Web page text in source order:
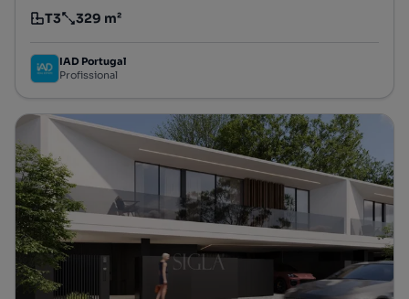
Tipologia
T3
Preço por metro quadrado
329 m²
IAD Portugal
Profissional